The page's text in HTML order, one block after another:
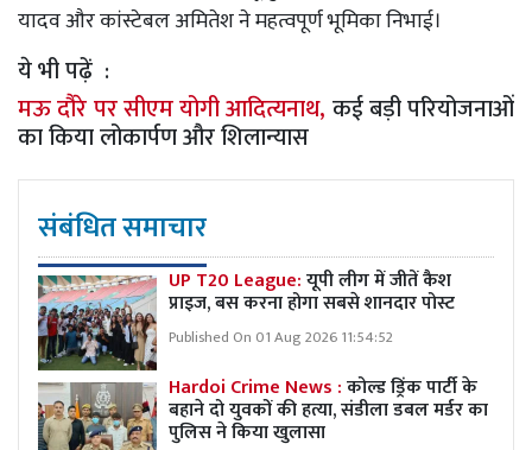
यादव और कांस्टेबल अमितेश ने महत्वपूर्ण भूमिका निभाई।
ये भी पढ़ें :
मऊ दौरे पर सीएम योगी आदित्यनाथ, कई बड़ी परियोजनाओं
का किया लोकार्पण और शिलान्यास
संबंधित समाचार
UP T20 League:यूपी लीग में जीतें कैश
प्राइज, बस करना होगा सबसे शानदार पोस्ट
Published On 01 Aug 2026 11:54:52
Hardoi Crime News :कोल्ड ड्रिंक पार्टी के
बहाने दो युवकों की हत्या, संडीला डबल मर्डर का
पुलिस ने किया खुलासा